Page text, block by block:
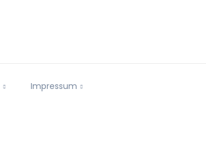
Impressum